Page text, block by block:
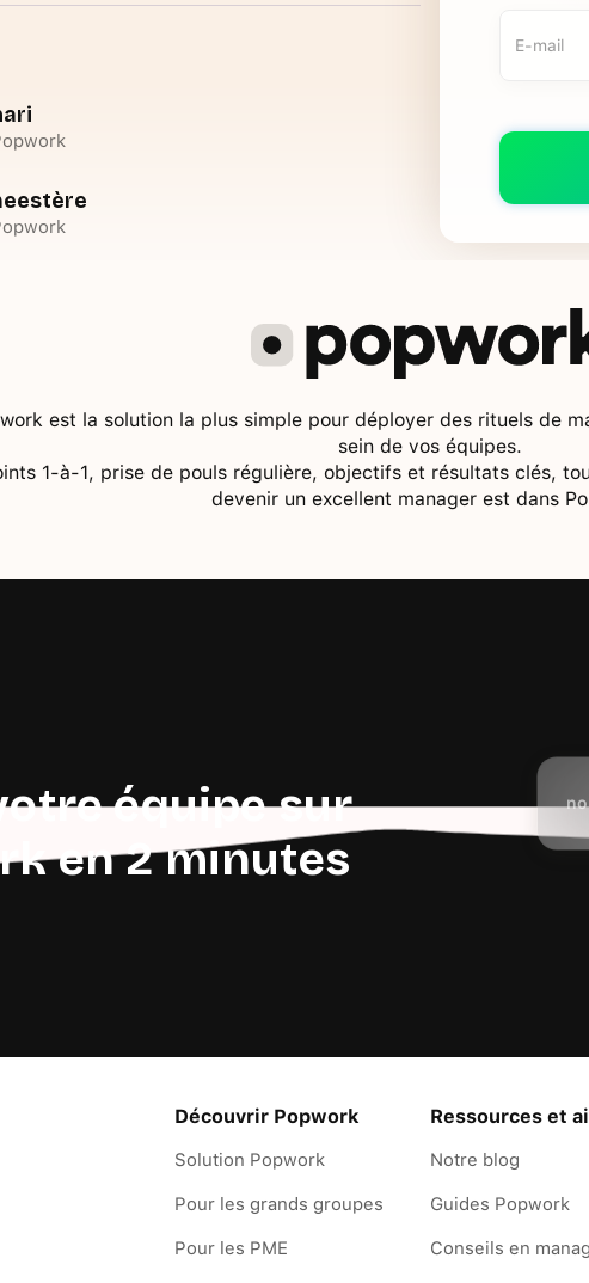
est la solution la plus simple pour déployer des rituels de
sein de vos équipes.
1-à-1, prise de pouls régulière, objectifs et résultats clés,
devenir un excellent manager est dans
équipe sur
en 2 minutes
Découvrir Popwork
Solution Popwork
Pour les grands groupes
Pour les PME
Ressources et
Notre blog
Guides Popwork
Conseils en